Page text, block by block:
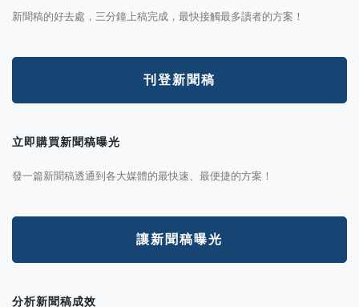
新聞稿的好去處，三分鐘上稿完成，最快接觸最多讀者的方案！
刊登新聞稿
立即購買新聞稿曝光
發一篇新聞稿透通到各大媒體的最快速、最便捷的方案！
讓新聞稿曝光
分析新聞稿成效